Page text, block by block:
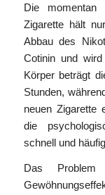
Die momentan
Zigarette hält
Abbau des
Cotinin und
Körper beträgt
Stunden,
neuen Zigarette
die
schnell und
Das Problem